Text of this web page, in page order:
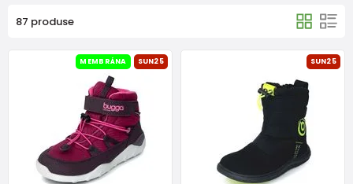
87 produse
MEMBRÁNA SUN25 SUN25